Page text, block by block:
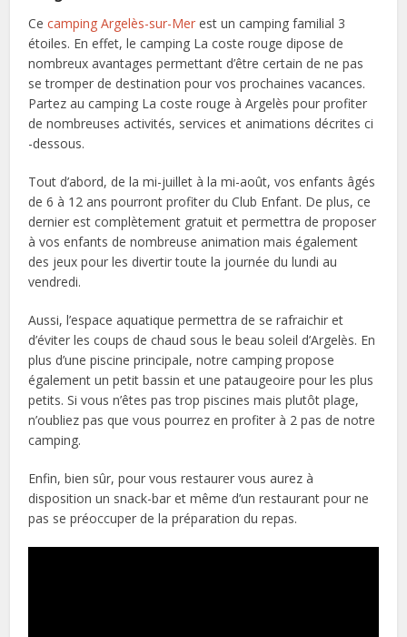
Cecamping Argelès-sur-Mer est un camping familial 3
étoiles. En effet, le camping La coste rouge dipose de
nombreux avantages permettant d’être certain de ne pas
se tromper de destination pour vos prochaines vacances.
Partez au camping La coste rouge à Argelès pour profiter
de nombreuses activités, services et animations décrites ci
-dessous.
Tout d’abord, de la mi-juillet à la mi-août, vos enfants âgés
de 6 à 12 ans pourront profiter du Club Enfant. De plus, ce
dernier est complètement gratuit et permettra de proposer
à vos enfants de nombreuse animation mais également
des jeux pour les divertir toute la journée du lundi au
vendredi.
Aussi, l’espace aquatique permettra de se rafraichir et
d’éviter les coups de chaud sous le beau soleil d’Argelès. En
plus d’une piscine principale, notre camping propose
également un petit bassin et une pataugeoire pour les plus
petits. Si vous n’êtes pas trop piscines mais plutôt plage,
n’oubliez pas que vous pourrez en profiter à 2 pas de notre
camping.
Enfin, bien sûr, pour vous restaurer vous aurez à
disposition un snack-bar et même d’un restaurant pour ne
pas se préoccuper de la préparation du repas.